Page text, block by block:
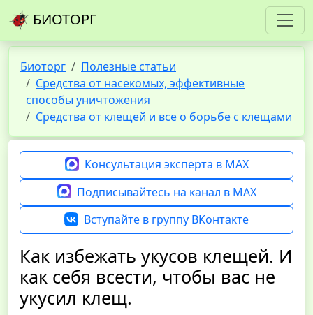
БИОТОРГ
Биоторг
Полезные статьи
Средства от насекомых, эффективные
способы уничтожения
Средства от клещей и все о борьбе с клещами
Консультация эксперта в MAX
Подписывайтесь на канал в MAX
Вступайте в группу ВКонтакте
Как избежать укусов клещей. И
как себя всести, чтобы вас не
укусил клещ.